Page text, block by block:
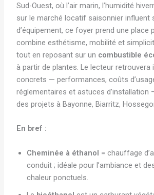
Sud-Ouest, où l’air marin, l’humidité
sur le marché locatif saisonnier influent
d’équipement, ce foyer prend une place
combine esthétisme, mobilité et
tout en reposant sur un combustible
à partir de plantes. Le lecteur retrouvera
concrets — performances, coûts
réglementaires et astuces d’installation
des projets à Bayonne, Biarritz,
En bref :
Cheminée à éthanol = chauffage
conduit ; idéale pour l’ambiance et
chaleur ponctuels.